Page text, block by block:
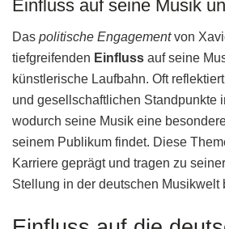
Einfluss auf seine Musik
Das politische Engagementvon
tiefgreifenden Einfluss auf seine
künstlerische Laufbahn. Oft
und gesellschaftlichen Standpunkte
wodurch seine Musik eine
seinem Publikum findet. Diese
Karriere geprägt und tragen zu
Stellung in der deutschen Musikwelt